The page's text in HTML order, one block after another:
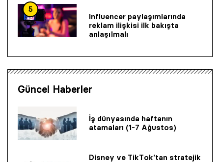
5
Influencer paylaşımlarında
reklam ilişkisi ilk bakışta
anlaşılmalı
Güncel Haberler
İş dünyasında haftanın
atamaları (1-7 Ağustos)
Disney ve TikTok’tan stratejik